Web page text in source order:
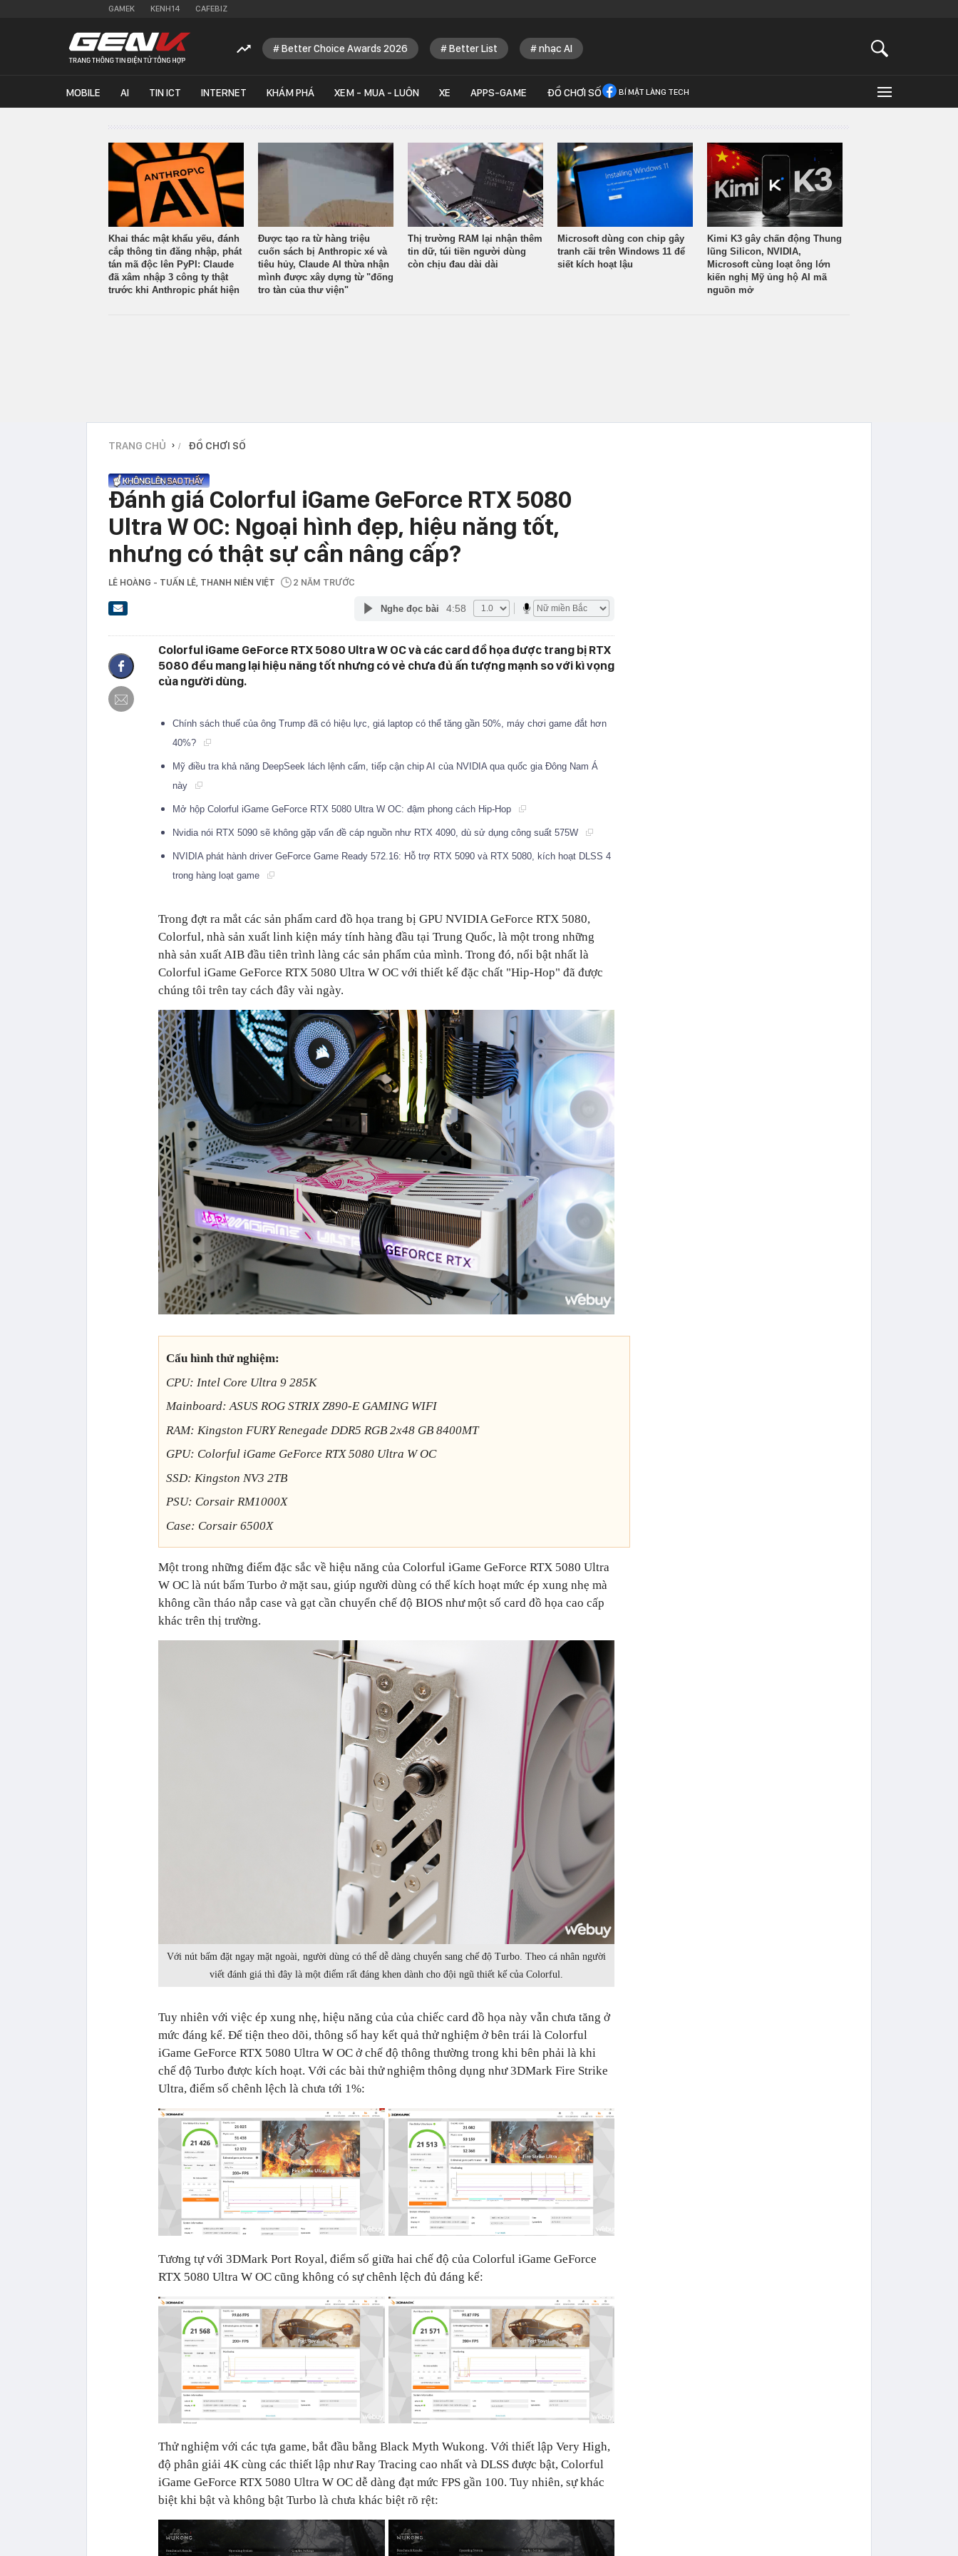
GAMEK KENH14 CAFEBIZ
Better Choice Awards 2026 Better List nhạc AI
MOBILE AI TIN ICT INTERNET KHÁM PHÁ XEM - MUA - LUÔN XE APPS-GAME ĐỒ CHƠI SỐ BÍ MẬT LÀNG TECH
Khai thác mật khẩu yếu, đánh
cắp thông tin đăng nhập, phát
tán mã độc lên PyPI: Claude
đã xâm nhập 3 công ty thật
trước khi Anthropic phát hiện
Được tạo ra từ hàng triệu
cuốn sách bị Anthropic xé và
tiêu hủy, Claude AI thừa nhận
mình được xây dựng từ "đống
tro tàn của thư viện"
Thị trường RAM lại nhận thêm
tin dữ, túi tiền người dùng
còn chịu đau dài dài
Microsoft dùng con chip gây
tranh cãi trên Windows 11 để
siết kích hoạt lậu
Kimi K3 gây chấn động Thung
lũng Silicon, NVIDIA,
Microsoft cùng loạt ông lớn
kiến nghị Mỹ ủng hộ AI mã
nguồn mở
TRANG CHỦ › ĐỒ CHƠI SỐ
Đánh giá Colorful iGame GeForce RTX 5080
Ultra W OC: Ngoại hình đẹp, hiệu năng tốt,
nhưng có thật sự cần nâng cấp?
LÊ HOÀNG - TUẤN LÊ , THANH NIÊN VIỆT 2 NĂM TRƯỚC
Nghe đọc bài 4:58
Colorful iGame GeForce RTX 5080 Ultra W OC và các card đồ họa được trang bị RTX
5080 đều mang lại hiệu năng tốt nhưng có vẻ chưa đủ ấn tượng mạnh so với kì vọng
của người dùng.
Chính sách thuế của ông Trump đã có hiệu lực, giá laptop có thể tăng gần 50%, máy chơi game đắt hơn
40%?
Mỹ điều tra khả năng DeepSeek lách lệnh cấm, tiếp cận chip AI của NVIDIA qua quốc gia Đông Nam Á
này
Mở hộp Colorful iGame GeForce RTX 5080 Ultra W OC: đậm phong cách Hip-Hop
Nvidia nói RTX 5090 sẽ không gặp vấn đề cáp nguồn như RTX 4090, dù sử dụng công suất 575W
NVIDIA phát hành driver GeForce Game Ready 572.16: Hỗ trợ RTX 5090 và RTX 5080, kích hoạt DLSS 4
trong hàng loạt game
Trong đợt ra mắt các sản phẩm card đồ họa trang bị GPU NVIDIA GeForce RTX 5080,
Colorful, nhà sản xuất linh kiện máy tính hàng đầu tại Trung Quốc, là một trong những
nhà sản xuất AIB đầu tiên trình làng các sản phẩm của mình. Trong đó, nổi bật nhất là
Colorful iGame GeForce RTX 5080 Ultra W OC với thiết kế đặc chất "Hip-Hop" đã được
chúng tôi trên tay cách đây vài ngày.
Cấu hình thử nghiệm:
CPU: Intel Core Ultra 9 285K
Mainboard: ASUS ROG STRIX Z890-E GAMING WIFI
RAM: Kingston FURY Renegade DDR5 RGB 2x48 GB 8400MT
GPU: Colorful iGame GeForce RTX 5080 Ultra W OC
SSD: Kingston NV3 2TB
PSU: Corsair RM1000X
Case: Corsair 6500X
Một trong những điểm đặc sắc về hiệu năng của Colorful iGame GeForce RTX 5080 Ultra
W OC là nút bấm Turbo ở mặt sau, giúp người dùng có thể kích hoạt mức ép xung nhẹ mà
không cần tháo nắp case và gạt cần chuyển chế độ BIOS như một số card đồ họa cao cấp
khác trên thị trường.
Với nút bấm đặt ngay mặt ngoài, người dùng có thể dễ dàng chuyển sang chế độ Turbo. Theo cá nhân người
viết đánh giá thì đây là một điểm rất đáng khen dành cho đội ngũ thiết kế của Colorful.
Tuy nhiên với việc ép xung nhẹ, hiệu năng của của chiếc card đồ họa này vẫn chưa tăng ở
mức đáng kể. Để tiện theo dõi, thông số hay kết quả thử nghiệm ở bên trái là Colorful
iGame GeForce RTX 5080 Ultra W OC ở chế độ thông thường trong khi bên phải là khi
chế độ Turbo được kích hoạt. Với các bài thử nghiệm thông dụng như 3DMark Fire Strike
Ultra, điểm số chênh lệch là chưa tới 1%:
Tương tự với 3DMark Port Royal, điểm số giữa hai chế độ của Colorful iGame GeForce
RTX 5080 Ultra W OC cũng không có sự chênh lệch đủ đáng kể:
Thử nghiệm với các tựa game, bắt đầu bằng Black Myth Wukong. Với thiết lập Very High,
độ phân giải 4K cùng các thiết lập như Ray Tracing cao nhất và DLSS được bật, Colorful
iGame GeForce RTX 5080 Ultra W OC dễ dàng đạt mức FPS gần 100. Tuy nhiên, sự khác
biệt khi bật và không bật Turbo là chưa khác biệt rõ rệt: